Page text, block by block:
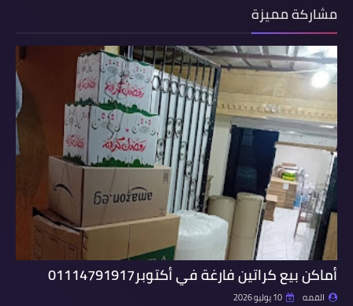
مشاركة مميزة
أماكن بيع كراتين فارغة في أكتوبر01114791917
القمه 10 يوليو 2026